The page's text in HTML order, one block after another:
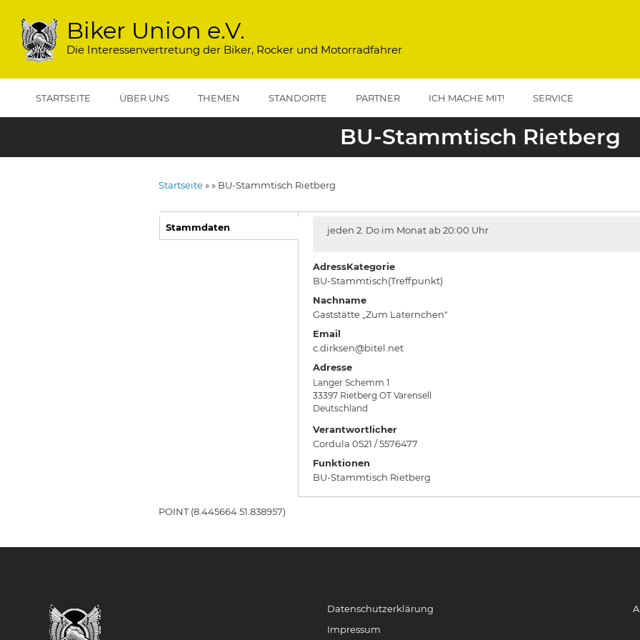
Inhalt
Biker Union e.V.
Die Interessenvertretung der Biker, Rocker und Motorradfahrer
STARTSEITE ÜBER UNS THEMEN STANDORTE PARTNER ICH MACHE MIT! SERVICE
BU-Stammtisch Rietberg
Startseite BU-Stammtisch Rietberg
Stammdaten
(aktiver
jeden 2. Do im Monat ab 20:00 Uhr
AdressKategorie
BU-Stammtisch(Treffpunkt)
Nachname
Gaststätte „Zum Laternchen"
Email
c.dirksen@bitel.net
Adresse
Langer Schemm 1
33397 Rietberg OT Varensell
Deutschland
Verantwortlicher
Cordula 0521 / 5576477
Funktionen
BU-Stammtisch Rietberg
POINT (8.445664 51.838957)
Datenschutzerklärung
Impressum